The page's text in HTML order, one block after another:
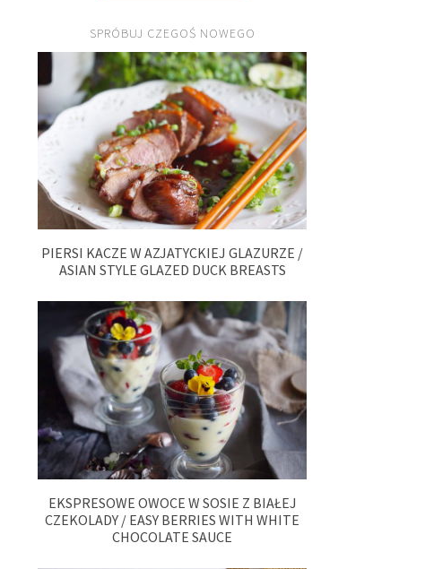
SPRÓBUJ CZEGOŚ NOWEGO
PIERSI KACZE W AZJATYCKIEJ GLAZURZE /
ASIAN STYLE GLAZED DUCK BREASTS
EKSPRESOWE OWOCE W SOSIE Z BIAŁEJ
CZEKOLADY / EASY BERRIES WITH WHITE
CHOCOLATE SAUCE